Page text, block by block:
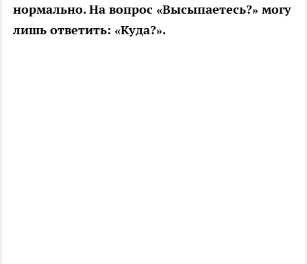
нормально. На вопрос «Высыпаетесь?» могу
лишь ответить: «Куда?».